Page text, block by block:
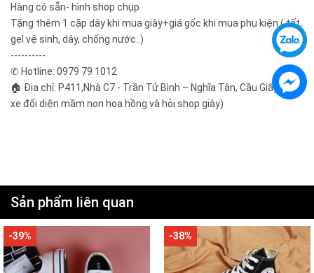
Hàng có sẵn- hình shop chụp
Tặng thêm 1 cặp dây khi mua giày+giá gốc khi mua phụ kiện ( tất,
gel vệ sinh, dây, chống nước..)
----------
✆ Hotline: 0979 79 1012
🏠 Địa chỉ: P411,Nhà C7 - Trần Tử Bình – Nghĩa Tân, Cầu Giấy ( gửi
xe đối diện mầm non hoa hồng và hỏi shop giày)
Sản phẩm liên quan
-39% -38%